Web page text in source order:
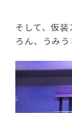
そして、仮
ろん、うみ